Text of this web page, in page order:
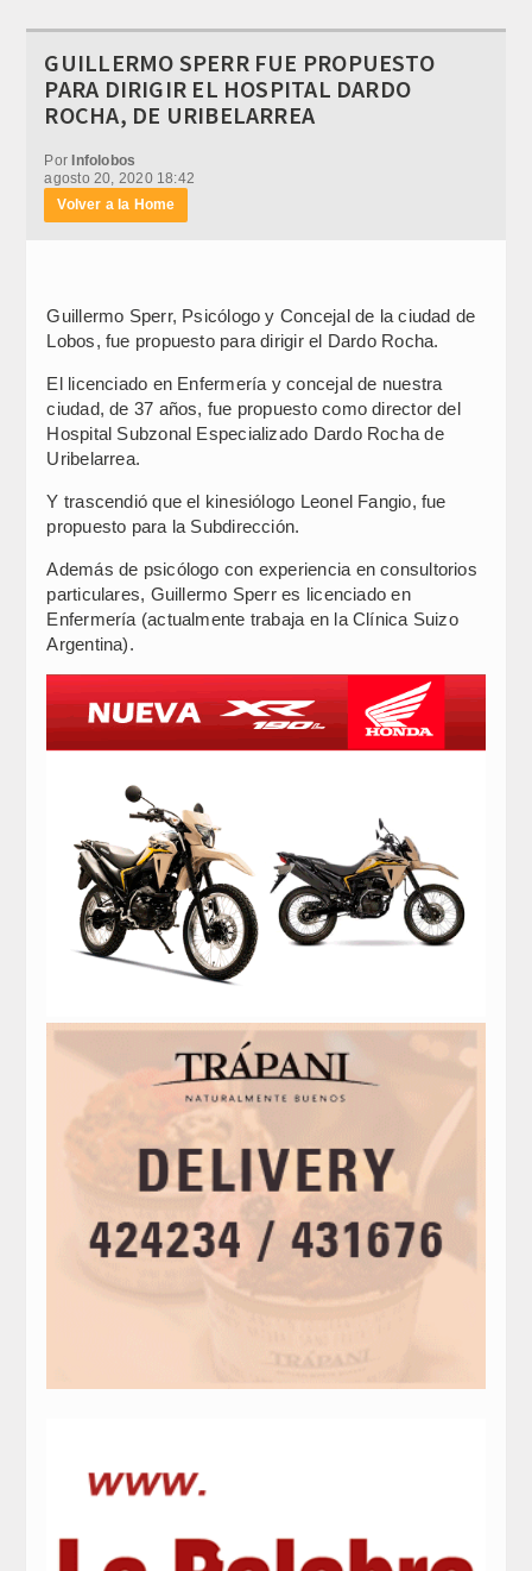
GUILLERMO SPERR FUE PROPUESTO
PARA DIRIGIR EL HOSPITAL DARDO
ROCHA, DE URIBELARREA
PorInfolobos
agosto 20, 2020 18:42
Volver a la Home
Guillermo Sperr, Psicólogo y Concejal de la ciudad de
Lobos, fue propuesto para dirigir el Dardo Rocha.
El licenciado en Enfermería y concejal de nuestra
ciudad, de 37 años, fue propuesto como director del
Hospital Subzonal Especializado Dardo Rocha de
Uribelarrea.
Y trascendió que el kinesiólogo Leonel Fangio, fue
propuesto para la Subdirección.
Además de psicólogo con experiencia en consultorios
particulares, Guillermo Sperr es licenciado en
Enfermería (actualmente trabaja en la Clínica Suizo
Argentina).